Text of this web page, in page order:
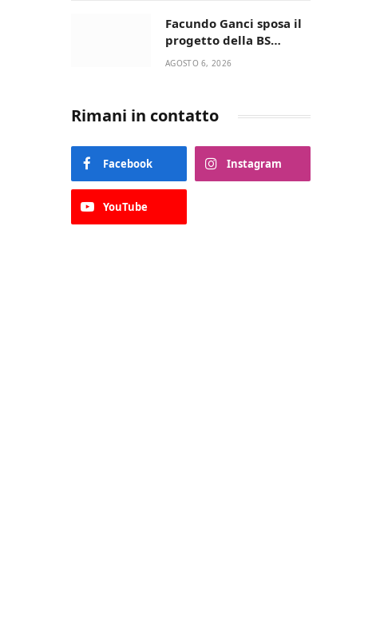
Facundo Ganci sposa il
progetto della BS
Soccer Team Fasano e
AGOSTO 6, 2026
Rimani in contatto
Facebook Instagram
YouTube